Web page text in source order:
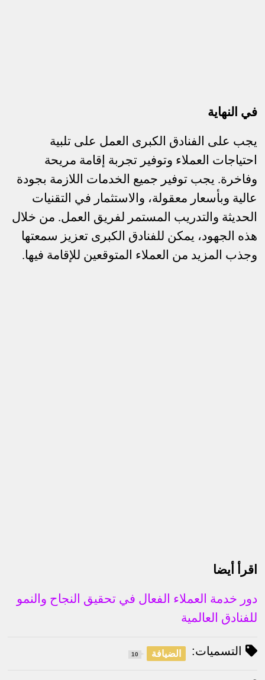
في النهاية
يجب على الفنادق الكبرى العمل على تلبية
احتياجات العملاء وتوفير تجربة إقامة مريحة
وفاخرة. يجب توفير جميع الخدمات اللازمة بجودة
عالية وبأسعار معقولة، والاستثمار في التقنيات
الحديثة والتدريب المستمر لفريق العمل. من خلال
هذه الجهود، يمكن للفنادق الكبرى تعزيز سمعتها
وجذب المزيد من العملاء المتوقعين للإقامة فيها.
اقرأ أيضا
دور خدمة العملاء الفعال في تحقيق النجاح والنمو
للفنادق العالمية
التسميات: الضيافة 10